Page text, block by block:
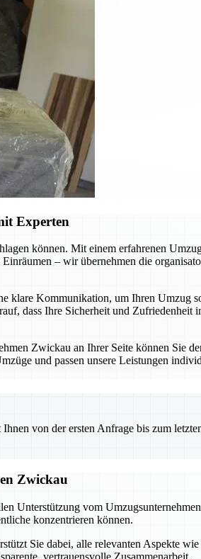
Experten
können. Mit einem erfahrenen
– wir übernehmen die
Kommunikation, um Ihren Umzug
dass Ihre Sicherheit und Zufriedenheit
Zwickau an Ihrer Seite können Sie
und passen unsere Leistungen
von der ersten Anfrage bis zum
Zwickau
Unterstützung vom
konzentrieren können.
Sie dabei, alle relevanten Aspekte